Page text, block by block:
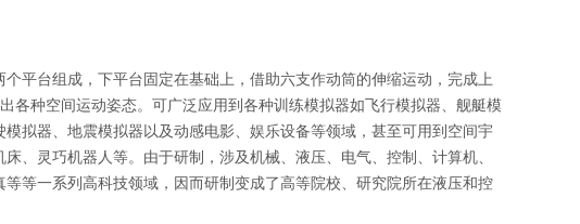
平台组成，下平台固定在基础上，借助六支作动筒的伸缩运动，完成上
各种空间运动姿态。可广泛应用到各种训练模拟器如飞行模拟器、舰艇模
拟器、地震模拟器以及动感电影、娱乐设备等领域，甚至可用到空间宇
、灵巧机器人等。由于研制，涉及机械、液压、电气、控制、计算机、
等一系列高科技领域，因而研制变成了高等院校、研究院所在液压和控